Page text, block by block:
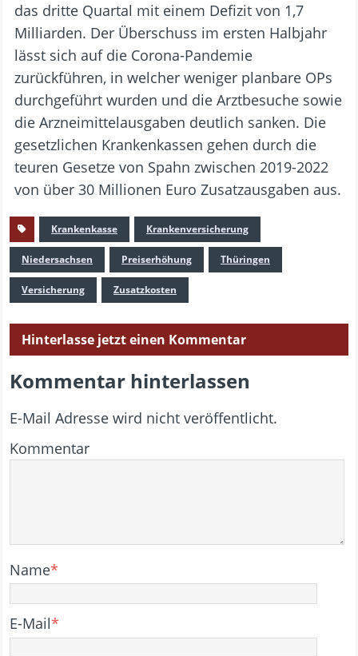
das dritte Quartal mit einem Defizit von 1,7
Milliarden. Der Überschuss im ersten Halbjahr
lässt sich auf die Corona-Pandemie
zurückführen, in welcher weniger planbare OPs
durchgeführt wurden und die Arztbesuche sowie
die Arzneimittelausgaben deutlich sanken. Die
gesetzlichen Krankenkassen gehen durch die
teuren Gesetze von Spahn zwischen 2019-2022
von über 30 Millionen Euro Zusatzausgaben aus.
Krankenkasse Krankenversicherung
Niedersachsen Preiserhöhung Thüringen
Versicherung Zusatzkosten
Hinterlasse jetzt einen Kommentar
Kommentar hinterlassen
E-Mail Adresse wird nicht veröffentlicht.
Kommentar
Name*
E-Mail*